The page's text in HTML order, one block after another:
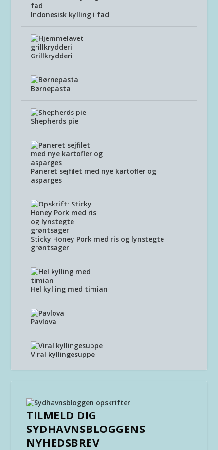
Indonesisk kylling i fad
Grillkrydderi
Børnepasta
Shepherds pie
Paneret sejfilet med nye kartofler og
asparges
Sticky Honey Pork med ris og lynstegte
grøntsager
Hel kylling med timian
Pavlova
Viral kyllingesuppe
TILMELD DIG
SYDHAVNSBLOGGENS
NYHEDSBREV